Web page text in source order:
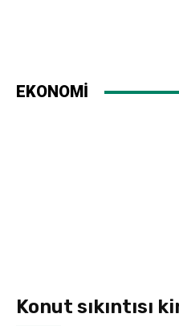
EKONOMİ
Konut sıkıntısı